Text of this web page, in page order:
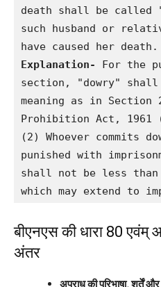
death shall be called
such husband or
have caused her death.
Explanation-
For the
section, "dowry" shall
meaning as in Section
Prohibition Act, 1961
(2) Whoever commits
punished with
shall not be less than
which may extend to
बीएनएस की धारा 80 एवंम्
अंतर
अपराध की परिभाषा, शर्तें